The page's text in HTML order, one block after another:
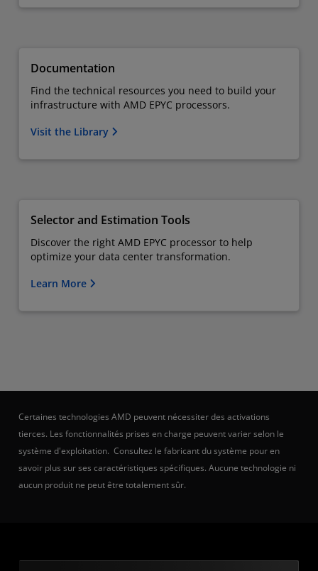
Documentation
Find the technical resources you need to build your
infrastructure with AMD EPYC processors.
Visit the Library
Selector and Estimation Tools
Discover the right AMD EPYC processor to help
optimize your data center transformation.
Learn More
Certaines technologies AMD peuvent nécessiter des activations
tierces. Les fonctionnalités prises en charge peuvent varier selon le
système d'exploitation. Consultez le fabricant du système pour en
savoir plus sur ses caractéristiques spécifiques. Aucune technologie ni
aucun produit ne peut être totalement sûr.